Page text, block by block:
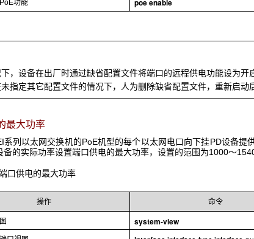
功能 poe enable
，设备在出厂时通过缺省配置文件将端口的远程供电功能设为开
指定其它配置文件的情况下，人为删除缺省配置文件，重新启动
最大功率
系列以太网交换机的PoE机型的每个以太网电口向下挂PD设备
备的实际功率设置端口供电的最大功率，设置的范围为1000～
口供电的最大功率
操作 命令
system-view